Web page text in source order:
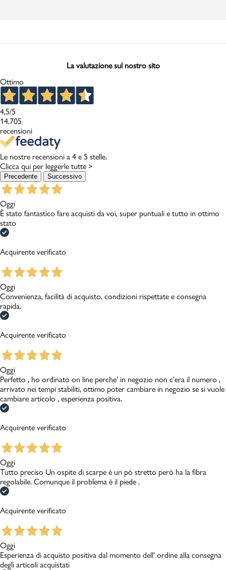
La valutazione sul nostro sito
Ottimo
4,5/5
14.705
recensioni
Le nostre recensioni a 4 e 5 stelle.
Clicca qui per leggerle tutte >
Precedente Successivo
Oggi
È stato fantastico fare acquisti da voi, super puntuali e tutto in ottimo
stato
Acquirente verificato
Oggi
Convenienza, facilità di acquisto, condizioni rispettate e consegna
rapida.
Acquirente verificato
Oggi
Perfetto , ho ordinato on line perche' in negozio non c'era il numero ,
arrivato nei tempi stabiliti, ottimo poter cambiare in negozio se si vuole
cambiare articolo , esperienza positiva.
Acquirente verificato
Oggi
Tutto preciso Un ospite di scarpe è un pò stretto però ha la fibra
regolabile. Comunque il problema è il piede .
Acquirente verificato
Oggi
Esperienza di acquisto positiva dal momento dell' ordine alla consegna
degli articoli acquistati